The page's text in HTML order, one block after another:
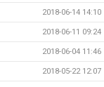
2018-06-14 14:10
2018-06-11 09:24
2018-06-04 11:46
2018-05-22 12:07